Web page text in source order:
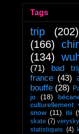
Tags
trip (202)
(166)
(134)
(71)
bad
france (43)
bouffe (28)
jo
(18)
culturellement
snow (11) itii
skate (7) verysky
statistiques (4)